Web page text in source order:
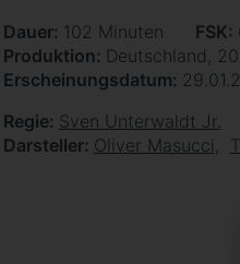
Dauer 102 Minuten FSK
Produktion Deutschland,
Erscheinungsdatum
Regie Sven Unterwaldt Jr.
Darsteller Oliver Masucci